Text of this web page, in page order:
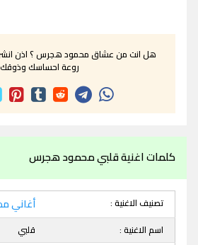
هل انت من عشاق محمود هجرس ؟ اذن
روعة احساسك وذوقك
كلمات اغنية قلبي محمود هجرس
تصنيف الاغنية : أغاني
اسم الاغنية :
قلبي